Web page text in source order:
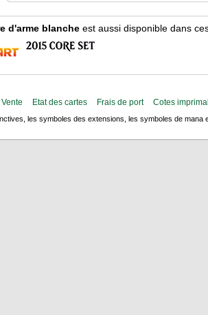
d'arme blanche est aussi disponible dans
Etat des cartes Frais de port Cotes
les symboles des extensions, les symboles de